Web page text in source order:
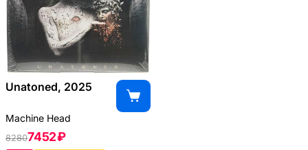
Unatoned, 2025
Machine Head
82807452 ₽